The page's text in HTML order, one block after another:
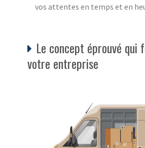
vos attentes en temps et en
Le concept éprouvé
votre entreprise